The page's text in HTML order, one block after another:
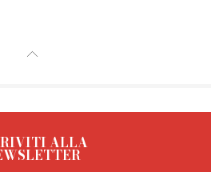
ALLA